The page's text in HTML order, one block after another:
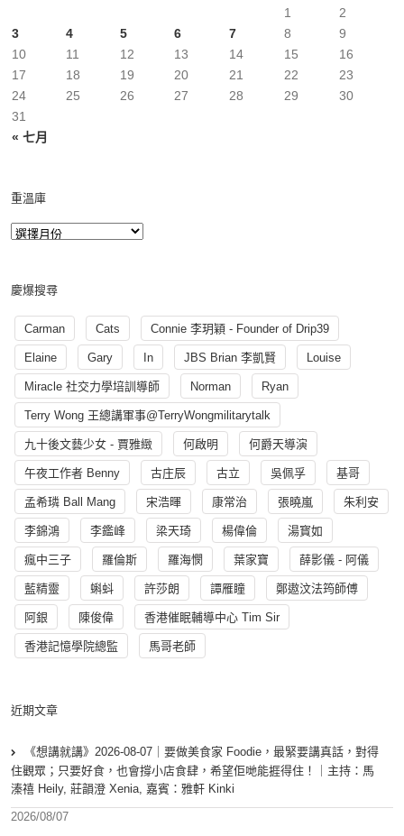
« 七月
1
2
3
4 5 6 7 8
9
10
11 12 13 14 15
16
17
18 19 20 21 22
23
24
25 26 27 28 29
30
31
重溫庫
慶爆搜尋
Carman Cats Connie 李玥穎 - Founder of Drip39
Elaine Gary In JBS Brian 李凱賢 Louise
Miracle 社交力學培訓導師 Norman Ryan
Terry Wong 王總講軍事@TerryWongmilitarytalk
九十後文藝少女 - 賈雅緻 何啟明 何爵天導演
午夜工作者 Benny 古庄辰 古立 吳佩孚 基哥
孟希璘 Ball Mang 宋浩暉 康常治 張曉嵐 朱利安
李錦鴻 李鑑峰 梁天琦 楊偉倫 湯寳如
瘋中三子 羅倫斯 羅海憫 葉家寶 薛影儀 - 阿儀
藍精靈 蝌蚪 許莎朗 譚雁瞳 鄭遨汶法筠師傅
阿銀 陳俊偉 香港催眠輔導中心 Tim Sir
香港記憶學院總監 馬哥老師
近期文章
《想講就講》2026-08-07｜要做美食家 Foodie，最緊要講真話，對得
住觀眾；只要好食，也會撐小店食肆，希望佢哋能捱得住！｜主持：馬
溱禧 Heily, 莊韻澄 Xenia, 嘉賓：雅軒 Kinki
2026/08/07